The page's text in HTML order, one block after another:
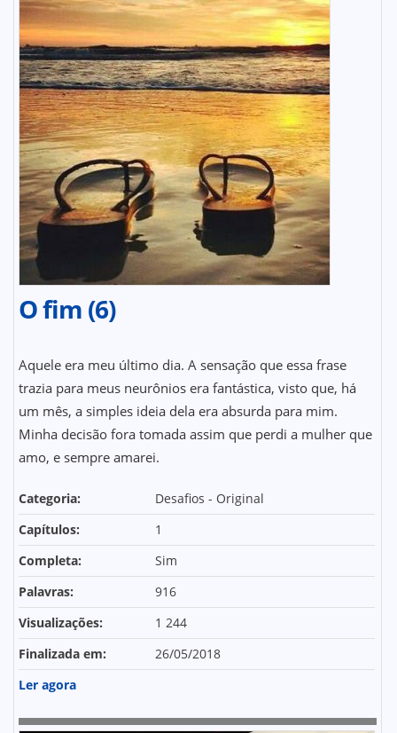
O fim (6)
Aquele era meu último dia. A sensação que essa frase
trazia para meus neurônios era fantástica, visto que, há
um mês, a simples ideia dela era absurda para mim.
Minha decisão fora tomada assim que perdi a mulher que
amo, e sempre amarei.
Categoria:
Desafios - Original
Capítulos:
1
Completa:
Sim
Palavras:
916
Visualizações:
1 244
Finalizada em:
26/05/2018
Ler agora